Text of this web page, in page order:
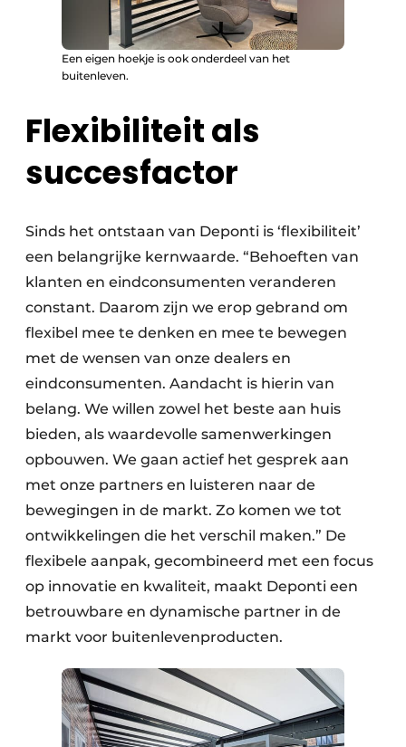
Een eigen hoekje is ook onderdeel van het
buitenleven.
Flexibiliteit als
succesfactor
Sinds het ontstaan van Deponti is ‘flexibiliteit’
een belangrijke kernwaarde. “Behoeften van
klanten en eindconsumenten veranderen
constant. Daarom zijn we erop gebrand om
flexibel mee te denken en mee te bewegen
met de wensen van onze dealers en
eindconsumenten. Aandacht is hierin van
belang. We willen zowel het beste aan huis
bieden, als waardevolle samenwerkingen
opbouwen. We gaan actief het gesprek aan
met onze partners en luisteren naar de
bewegingen in de markt. Zo komen we tot
ontwikkelingen die het verschil maken.” De
flexibele aanpak, gecombineerd met een focus
op innovatie en kwaliteit, maakt Deponti een
betrouwbare en dynamische partner in de
markt voor buitenlevenproducten.